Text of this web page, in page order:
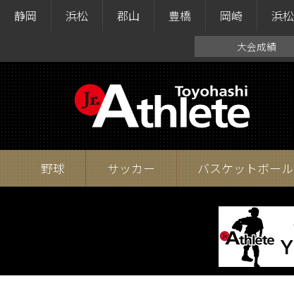
静岡 浜松 郡山 豊橋 岡崎 浜
大会成績
野球 サッカー バスケットボール